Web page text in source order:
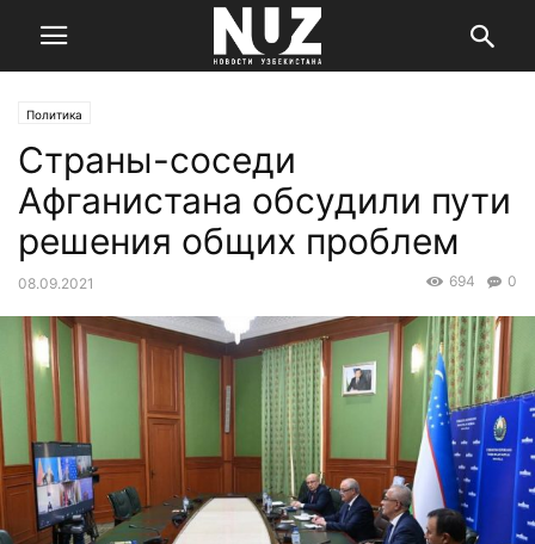
Политика
Страны-соседи
Афганистана обсудили пути
решения общих проблем
08.09.2021 0
694